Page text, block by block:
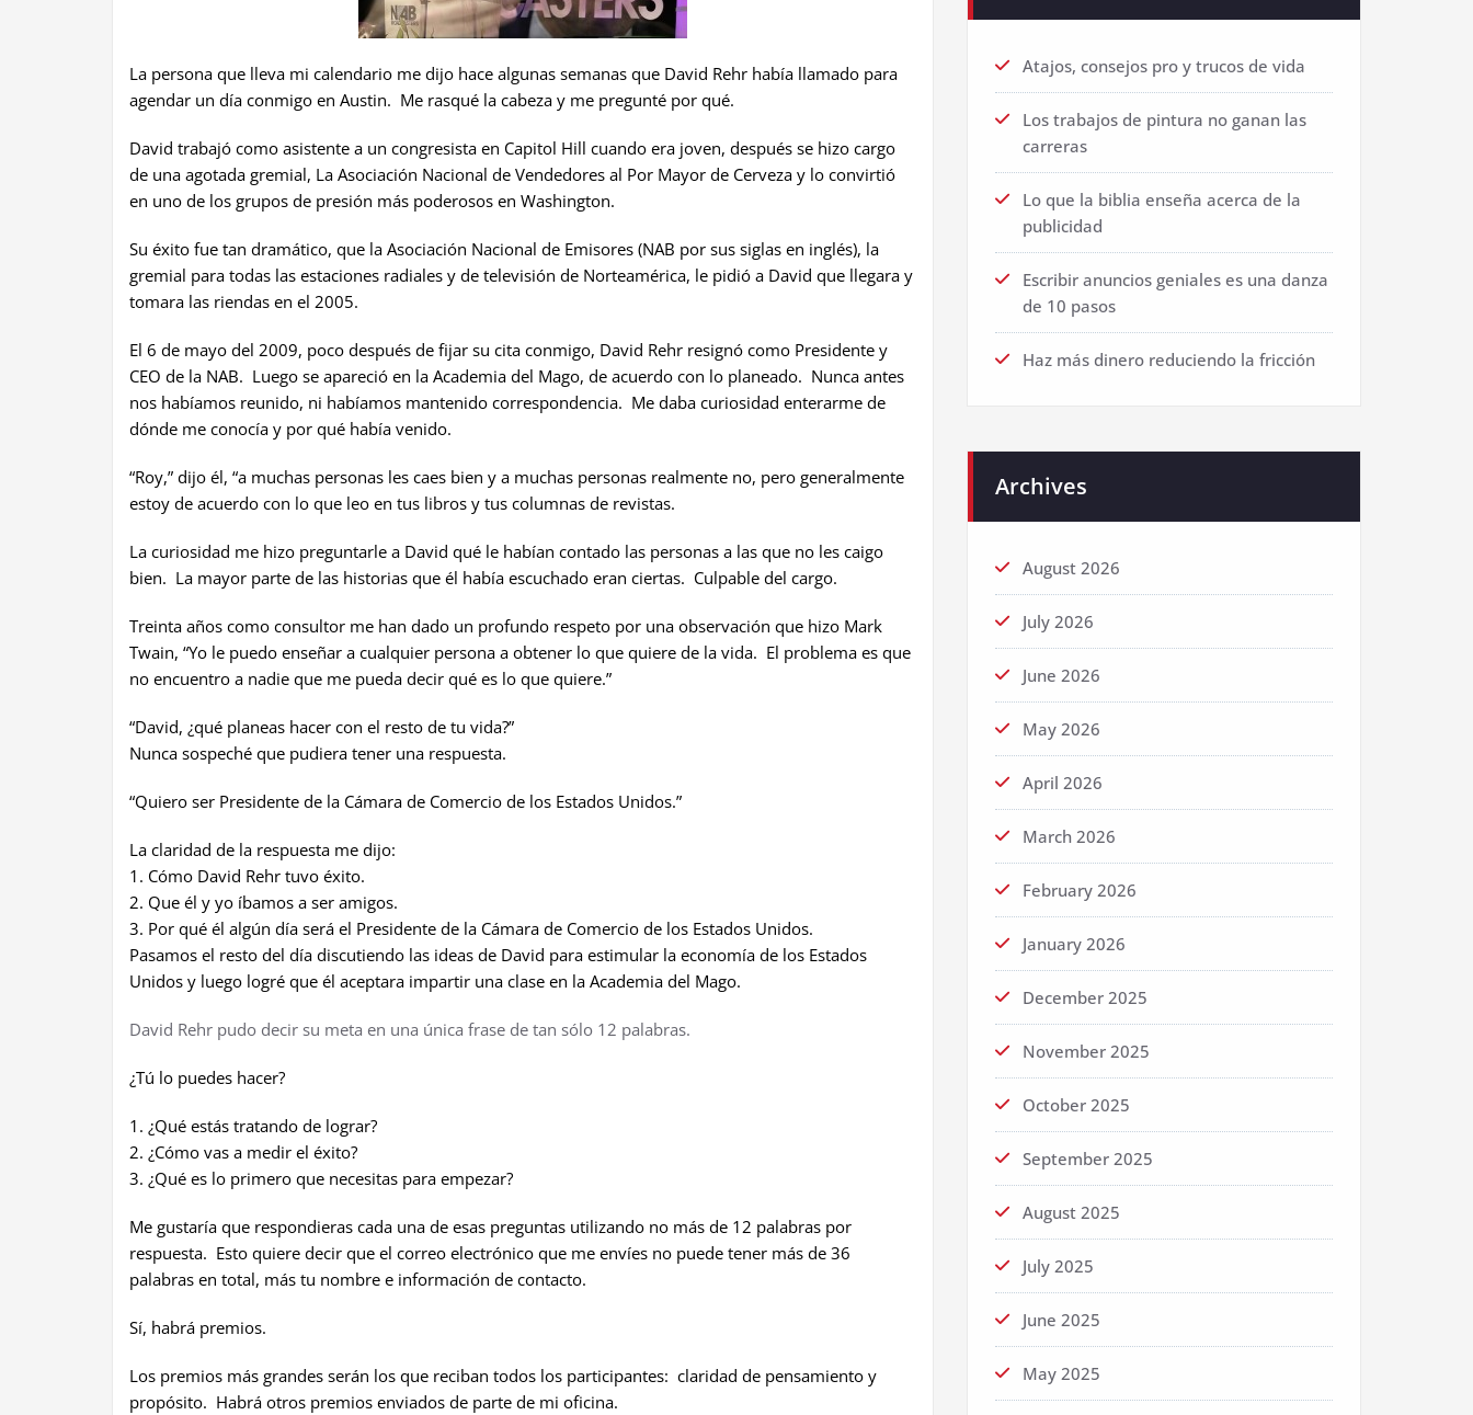
La persona que lleva mi calendario me dijo hace algunas semanas que David Rehr había llamado para
agendar un día conmigo en Austin. Me rasqué la cabeza y me pregunté por qué.
David trabajó como asistente a un congresista en Capitol Hill cuando era joven, después se hizo cargo
de una agotada gremial, La Asociación Nacional de Vendedores al Por Mayor de Cerveza y lo convirtió
en uno de los grupos de presión más poderosos en Washington.
Su éxito fue tan dramático, que la Asociación Nacional de Emisores (NAB por sus siglas en inglés), la
gremial para todas las estaciones radiales y de televisión de Norteamérica, le pidió a David que llegara y
tomara las riendas en el 2005.
El 6 de mayo del 2009, poco después de fijar su cita conmigo, David Rehr resignó como Presidente y
CEO de la NAB. Luego se apareció en la Academia del Mago, de acuerdo con lo planeado. Nunca antes
nos habíamos reunido, ni habíamos mantenido correspondencia. Me daba curiosidad enterarme de
dónde me conocía y por qué había venido.
“Roy,” dijo él, “a muchas personas les caes bien y a muchas personas realmente no, pero generalmente
estoy de acuerdo con lo que leo en tus libros y tus columnas de revistas.
La curiosidad me hizo preguntarle a David qué le habían contado las personas a las que no les caigo
bien. La mayor parte de las historias que él había escuchado eran ciertas. Culpable del cargo.
Treinta años como consultor me han dado un profundo respeto por una observación que hizo Mark
Twain, “Yo le puedo enseñar a cualquier persona a obtener lo que quiere de la vida. El problema es que
no encuentro a nadie que me pueda decir qué es lo que quiere.”
“David, ¿qué planeas hacer con el resto de tu vida?”
Nunca sospeché que pudiera tener una respuesta.
“Quiero ser Presidente de la Cámara de Comercio de los Estados Unidos.”
La claridad de la respuesta me dijo:
1. Cómo David Rehr tuvo éxito.
2. Que él y yo íbamos a ser amigos.
3. Por qué él algún día será el Presidente de la Cámara de Comercio de los Estados Unidos.
Pasamos el resto del día discutiendo las ideas de David para estimular la economía de los Estados
Unidos y luego logré que él aceptara impartir una clase en la Academia del Mago.
David Rehr pudo decir su meta en una única frase de tan sólo 12 palabras.
¿Tú lo puedes hacer?
1. ¿Qué estás tratando de lograr?
2. ¿Cómo vas a medir el éxito?
3. ¿Qué es lo primero que necesitas para empezar?
Me gustaría que respondieras cada una de esas preguntas utilizando no más de 12 palabras por
respuesta. Esto quiere decir que el correo electrónico que me envíes no puede tener más de 36
palabras en total, más tu nombre e información de contacto.
Sí, habrá premios.
Los premios más grandes serán los que reciban todos los participantes: claridad de pensamiento y
propósito. Habrá otros premios enviados de parte de mi oficina.
Atajos, consejos pro y trucos de vida
Los trabajos de pintura no ganan las
carreras
Lo que la biblia enseña acerca de la
publicidad
Escribir anuncios geniales es una danza
de 10 pasos
Haz más dinero reduciendo la fricción
Archives
August 2026
July 2026
June 2026
May 2026
April 2026
March 2026
February 2026
January 2026
December 2025
November 2025
October 2025
September 2025
August 2025
July 2025
June 2025
May 2025